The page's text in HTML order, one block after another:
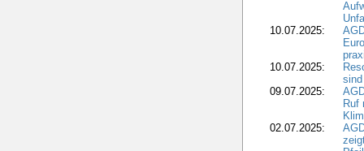
10.07.2025:
10.07.2025:
09.07.2025:
Ruf
02.07.2025: